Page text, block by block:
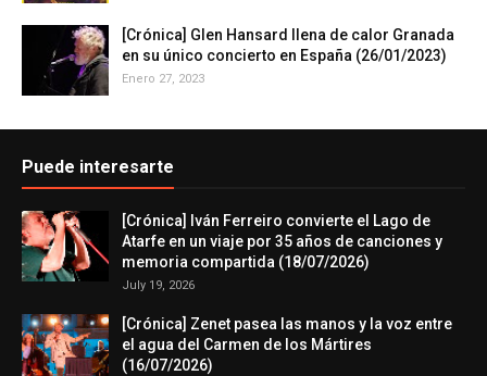
[Crónica] Glen Hansard llena de calor Granada
en su único concierto en España (26/01/2023)
Enero 27, 2023
Puede interesarte
[Crónica] Iván Ferreiro convierte el Lago de
Atarfe en un viaje por 35 años de canciones y
memoria compartida (18/07/2026)
July 19, 2026
[Crónica] Zenet pasea las manos y la voz entre
el agua del Carmen de los Mártires
(16/07/2026)